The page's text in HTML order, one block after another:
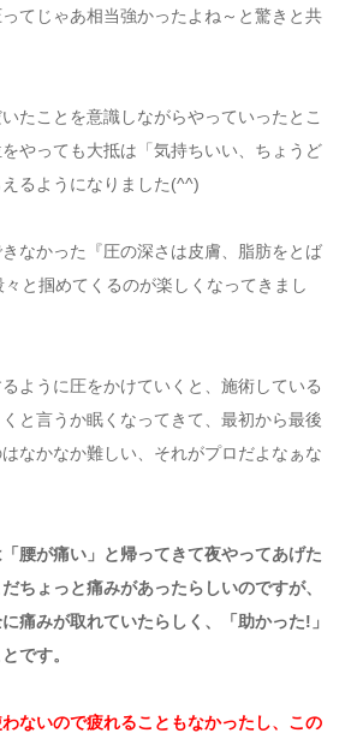
てじゃあ相当強かったよね～と驚きと共
たことを意識しながらやっていったとこ
やっても大抵は「気持ちいい、ちょうど
るようになりました(^^)
なかった『圧の深さは皮膚、脂肪をとば
と掴めてくるのが楽しくなってきまし
ように圧をかけていくと、施術している
と言うか眠くなってきて、最初から最後
なかなか難しい、それがプロだよなぁな
腰が痛い」と帰ってきて夜やってあげた
ちょっと痛みがあったらしいのですが、
痛みが取れていたらしく、「助かった!」
です。
ないので疲れることもなかったし、この